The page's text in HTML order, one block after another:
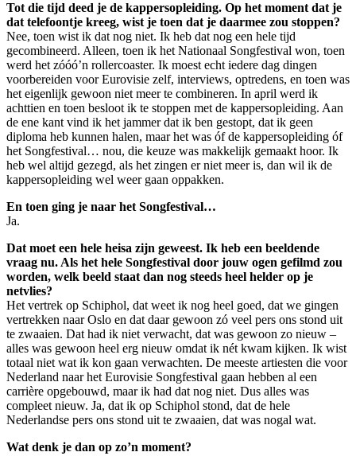
Tot die tijd deed je de kappersopleiding. Op het moment dat je
dat telefoontje kreeg, wist je toen dat je daarmee zou stoppen?
Nee, toen wist ik dat nog niet. Ik heb dat nog een hele tijd
gecombineerd. Alleen, toen ik het Nationaal Songfestival won, toen
werd het zóóó’n rollercoaster. Ik moest echt iedere dag dingen
voorbereiden voor Eurovisie zelf, interviews, optredens, en toen was
het eigenlijk gewoon niet meer te combineren. In april werd ik
achttien en toen besloot ik te stoppen met de kappersopleiding. Aan
de ene kant vind ik het jammer dat ik ben gestopt, dat ik geen
diploma heb kunnen halen, maar het was óf de kappersopleiding óf
het Songfestival… nou, die keuze was makkelijk gemaakt hoor. Ik
heb wel altijd gezegd, als het zingen er niet meer is, dan wil ik de
kappersopleiding wel weer gaan oppakken.
En toen ging je naar het Songfestival…
Ja.
Dat moet een hele heisa zijn geweest. Ik heb een beeldende
vraag nu. Als het hele Songfestival door jouw ogen gefilmd zou
worden, welk beeld staat dan nog steeds heel helder op je
netvlies?
Het vertrek op Schiphol, dat weet ik nog heel goed, dat we gingen
vertrekken naar Oslo en dat daar gewoon zó veel pers ons stond uit
te zwaaien. Dat had ik niet verwacht, dat was gewoon zo nieuw –
alles was gewoon heel erg nieuw omdat ik nét kwam kijken. Ik wist
totaal niet wat ik kon gaan verwachten. De meeste artiesten die voor
Nederland naar het Eurovisie Songfestival gaan hebben al een
carrière opgebouwd, maar ik had dat nog niet. Dus alles was
compleet nieuw. Ja, dat ik op Schiphol stond, dat de hele
Nederlandse pers ons stond uit te zwaaien, dat was nogal wat.
Wat denk je dan op zo’n moment?